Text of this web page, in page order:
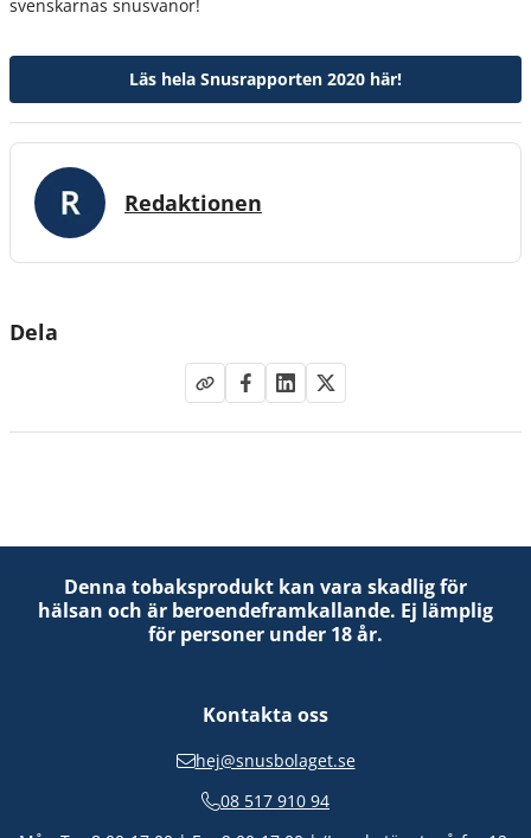
svenskarnas snusvanor!
Läs hela Snusrapporten 2020 här!
Redaktionen
Dela
Denna tobaksprodukt kan vara skadlig för
hälsan och är beroendeframkallande. Ej lämplig
för personer under 18 år.
Kontakta oss
hej@snusbolaget.se
08 517 910 94